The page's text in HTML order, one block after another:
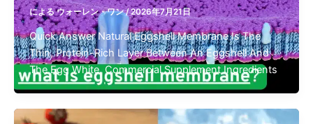
によるウォーレン・ワン/2026年7月21日
Quick Answer Natural Eggshell Membrane Is The
Thin, Protein-Rich Layer Between An Eggshell And
The Egg White. Commercial Supplement Ingredients